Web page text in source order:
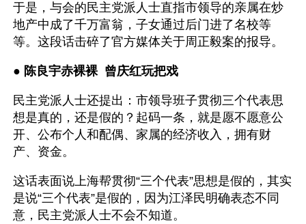
于是，与会的民主党派人士直指市领导的亲属在炒
地产中成了千万富翁，子女通过后门进了名校等
等。这段话击碎了官方媒体关于周正毅案的报导。
● 陈良宇赤裸裸  曾庆红玩把戏
民主党派人士还提出：市领导班子贯彻三个代表思
想是真的，还是假的？起码一条，就是愿不愿意公
开、公布个人和配偶、家属的经济收入，拥有财
产、资金。
这话表面说上海帮贯彻“三个代表”思想是假的，其实
是说“三个代表”是假的，因为江泽民明确表态不同
意，民主党派人士不会不知道。